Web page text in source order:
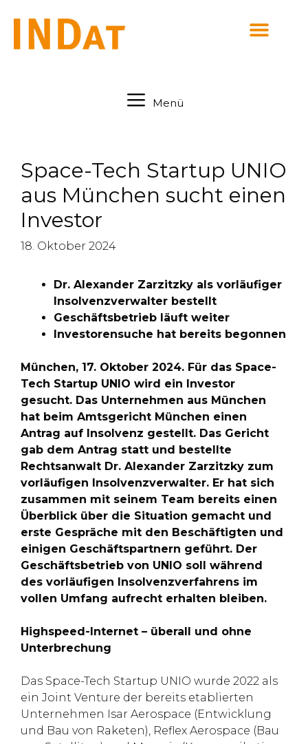
springen
Menü
Space-Tech Startup UNIO
aus München sucht einen
Investor
18. Oktober 2024
Dr. Alexander Zarzitzky als vorläufiger
Insolvenzverwalter bestellt
Geschäftsbetrieb läuft weiter
Investorensuche hat bereits begonnen
München, 17. Oktober 2024. Für das Space-
Tech Startup UNIO wird ein Investor
gesucht. Das Unternehmen aus München
hat beim Amtsgericht München einen
Antrag auf Insolvenz gestellt. Das Gericht
gab dem Antrag statt und bestellte
Rechtsanwalt Dr. Alexander Zarzitzky zum
vorläufigen Insolvenzverwalter. Er hat sich
zusammen mit seinem Team bereits einen
Überblick über die Situation gemacht und
erste Gespräche mit den Beschäftigten und
einigen Geschäftspartnern geführt. Der
Geschäftsbetrieb von UNIO soll während
des vorläufigen Insolvenzverfahrens im
vollen Umfang aufrecht erhalten bleiben.
Highspeed-Internet – überall und ohne
Unterbrechung
Das Space-Tech Startup UNIO wurde 2022 als
ein Joint Venture der bereits etablierten
Unternehmen Isar Aerospace (Entwicklung
und Bau von Raketen), Reflex Aerospace (Bau